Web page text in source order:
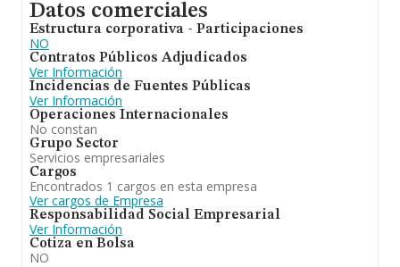
Datos comerciales
Estructura corporativa - Participaciones
NO
Contratos Públicos Adjudicados
Ver Información
Incidencias de Fuentes Públicas
Ver Información
Operaciones Internacionales
No constan
Grupo Sector
Servicios empresariales
Cargos
Encontrados 1 cargos en esta empresa
Ver cargos de Empresa
Responsabilidad Social Empresarial
Ver Información
Cotiza en Bolsa
NO